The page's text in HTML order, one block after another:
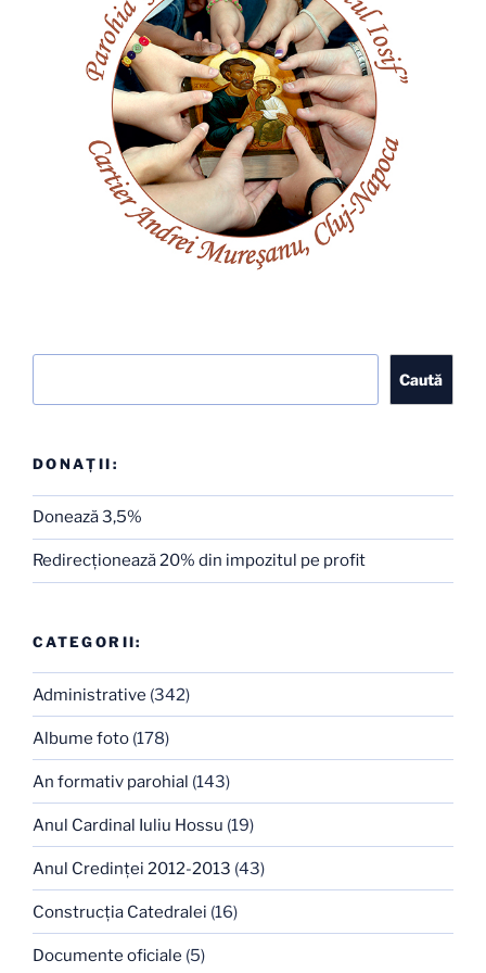
Caută
DONAȚII:
Donează 3,5%
Redirecţionează 20% din impozitul pe profit
CATEGORII:
Administrative (342)
Albume foto (178)
An formativ parohial (143)
Anul Cardinal Iuliu Hossu (19)
Anul Credinţei 2012-2013 (43)
Construcţia Catedralei (16)
Documente oficiale (5)